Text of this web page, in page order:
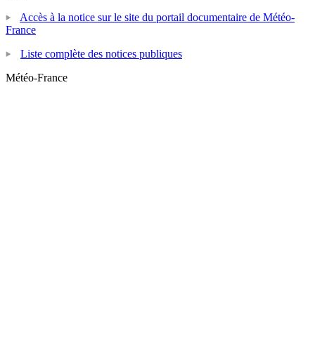
Accès à la notice sur le site du portail documentaire de Météo-
France
Liste complète des notices publiques
Météo-France